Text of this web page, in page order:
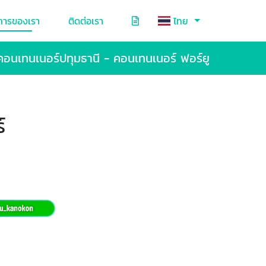
รของเรา ติดต่อเรา ไทย
นเทนเนอร์ปทุมธานี - คอนเทนเนอร์ ฟอร์ยู